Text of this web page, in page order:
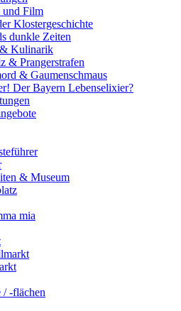
und Film
Klostergeschichte
dunkle Zeiten
Kulinarik
& Prangerstrafen
& Gaumenschmaus
Der Bayern Lebenselixier?
& Museum
mia
/ -flächen